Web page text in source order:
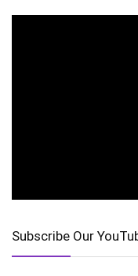
Subscribe Our